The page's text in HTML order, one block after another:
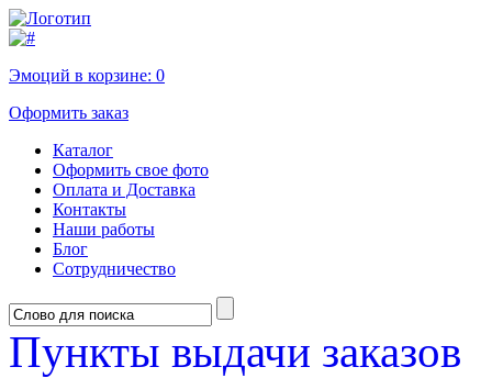
Эмоций в корзине: 0
Оформить заказ
Каталог
Оформить свое фото
Оплата и Доставка
Контакты
Наши работы
Блог
Сотрудничество
Пункты выдачи заказов